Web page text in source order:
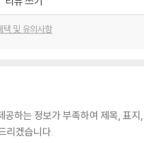
택 및 유의사항
하는 정보가 부족하여 제목, 표
리겠습니다.